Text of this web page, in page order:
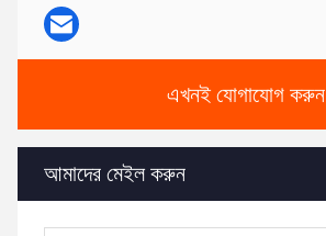
এখনই যোগাযোগ করুন
আমাদের মেইল করুন